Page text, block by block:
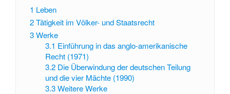
1 Leben
2Tätigkeit im Völker- und Staatsrecht
3Werke
3.1 Einführung in das anglo-amerikanische
Recht (1971)
3.2 Die Überwindung der deutschen Teilung
und die vier Mächte (1990)
3.3 Weitere Werke